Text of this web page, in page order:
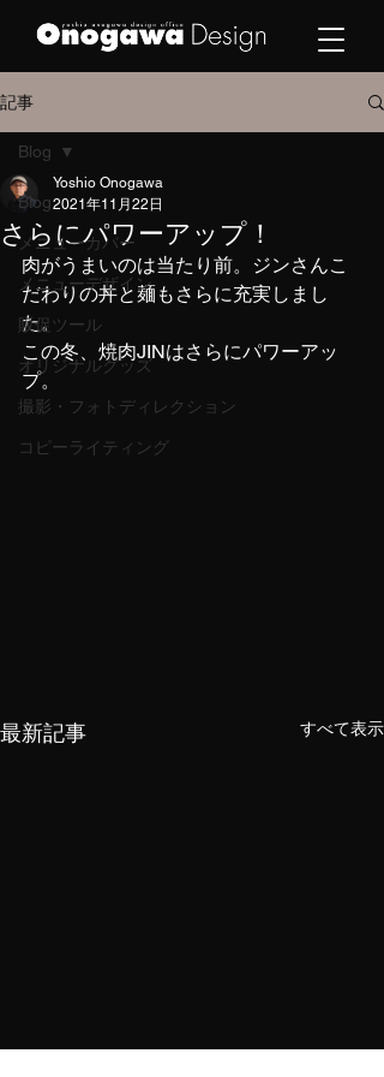
記事
Blog
メニューカバー
メニューデザイン
販促ツール
オリジナルグッズ
撮影・フォトディレクション
コピーライティング
Blog
さらにパワーアップ！
Yoshio Onogawa
2021年11月22日
肉がうまいのは当たり前。ジンさんこ
だわりの丼と麺もさらに充実しまし
た。
この冬、焼肉JINはさらにパワーアッ
プ。
最新記事 すべて表示